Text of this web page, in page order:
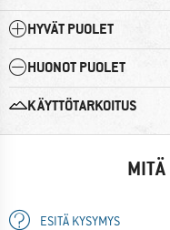
HYVÄT PUOLET
HUONOT PUOLET
KÄYTTÖTARKOITUS
ESITÄ KYSYMYS